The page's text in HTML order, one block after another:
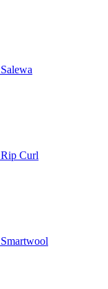
Salewa
Rip Curl
Smartwool